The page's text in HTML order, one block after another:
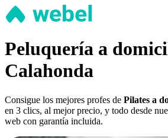
Peluquería a
Calahonda
Consigue los mejores profes de Pilates a
en 3 clics, al mejor precio, y todo desde
web con garantía incluida.